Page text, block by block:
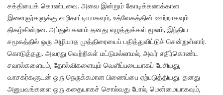
சக்தியைக் கொண்டவை. அவை இன்றும் கோடிக்கணக்கான
இளைஞர்களுக்கு வழிகாட்டியாகவும், உத்வேகத்தின் ஊற்றாகவும்
திகழ்கின்றன. அப்துல் கலாம் தனது எழுத்துக்கள் மூலம், இந்திய
சமூகத்தில் ஒரு அழியாத முத்திரையைப் பதித்துவிட்டுச் சென்றுள்ளார்.
கொடுத்தது. அவரது வெற்றிகள் மட்டுமல்லாமல், அவர் எதிர்கொண்ட
சவால்களையும், தோல்விகளையும் வெளிப்படையாகப் பேசியது,
வாசகர்களுடன் ஒரு நெருக்கமான பிணைப்பை ஏற்படுத்தியது. தனது
அனுபவங்களை ஒரு கதையாகச் சொல்வது போல், மென்மையாகவும்,